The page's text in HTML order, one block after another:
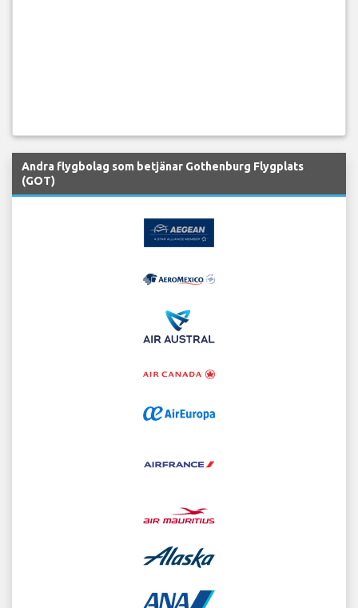
Andra flygbolag som betjänar Gothenburg Flygplats
(GOT)